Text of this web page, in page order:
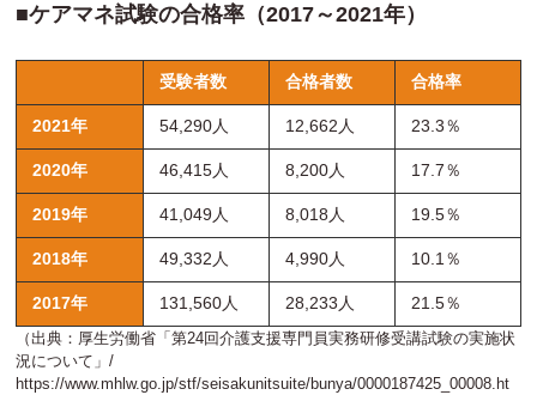
■ケアマネ試験の合格率（2017～2021年）
受験者数 合格者数 合格率
2021年 54,290人 12,662人 23.3％
2020年 46,415人 8,200人 17.7％
2019年 41,049人 8,018人 19.5％
2018年 49,332人 4,990人 10.1％
2017年 131,560人 28,233人
21.5％
（出典：厚生労働省「第24回介護支援専門員実務研修受講試験の実施状
況について」/
https://www.mhlw.go.jp/stf/seisakunitsuite/bunya/0000187425_00008.ht